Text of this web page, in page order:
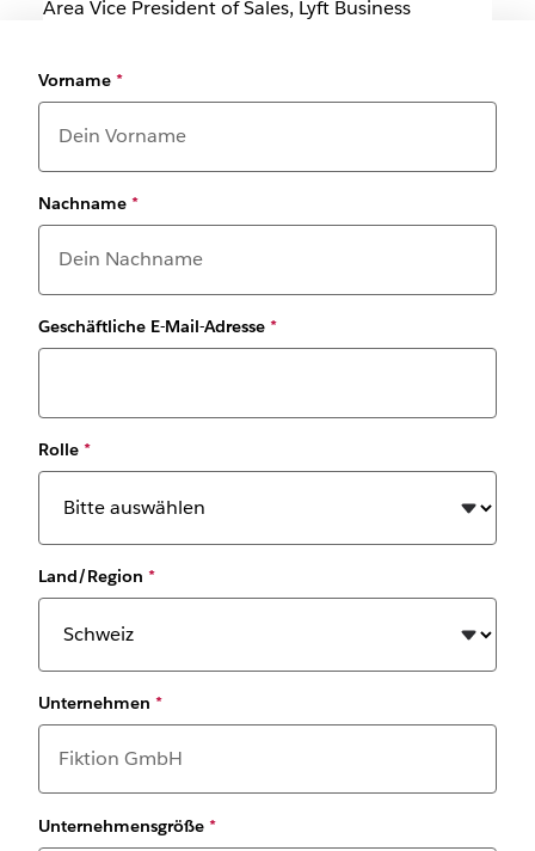
Area Vice President of Sales, Lyft Business
Vorname *
Nachname *
Geschäftliche E-Mail-Adresse *
Rolle *
Land/Region *
Unternehmen *
Unternehmensgröße *